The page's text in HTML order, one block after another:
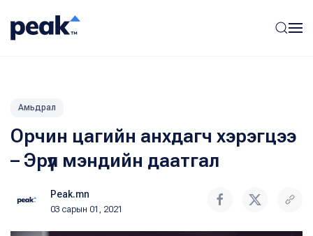
Амьдрал
Орчин цагийн анхдагч хэрэгцээ
– Эрүүл мэндийн даатгал
Peak.mn
03 сарын 01, 2021